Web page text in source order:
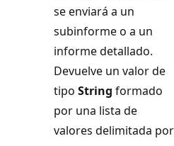
se enviará a un
subinforme o a un
informe detallado.
Devuelve un valor de
tipo String formado
por una lista de
valores delimitada por